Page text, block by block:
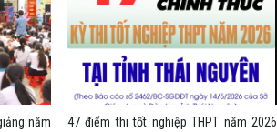
năm
47 điểm thi tốt nghiệp THPT năm 2026